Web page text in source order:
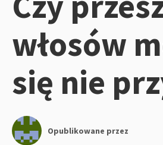
włosów
się nie
Opublikowane przez